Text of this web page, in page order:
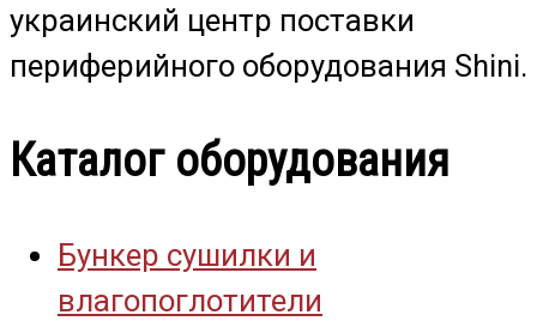
украинский центр поставки
периферийного оборудования Shini.
Каталог оборудования
Бункер сушилки и
влагопоглотители